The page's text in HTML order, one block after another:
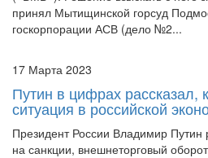
17 Марта 2023
ситуация в российской
Президент России Владимир Путин
на санкции, внешнеторговый
более чем на 8%, а профицит
млрд долларов (что на 70%